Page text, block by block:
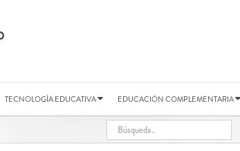
TECNOLOGÍA EDUCATIVA EDUCACIÓN COMPLEMENTARIA